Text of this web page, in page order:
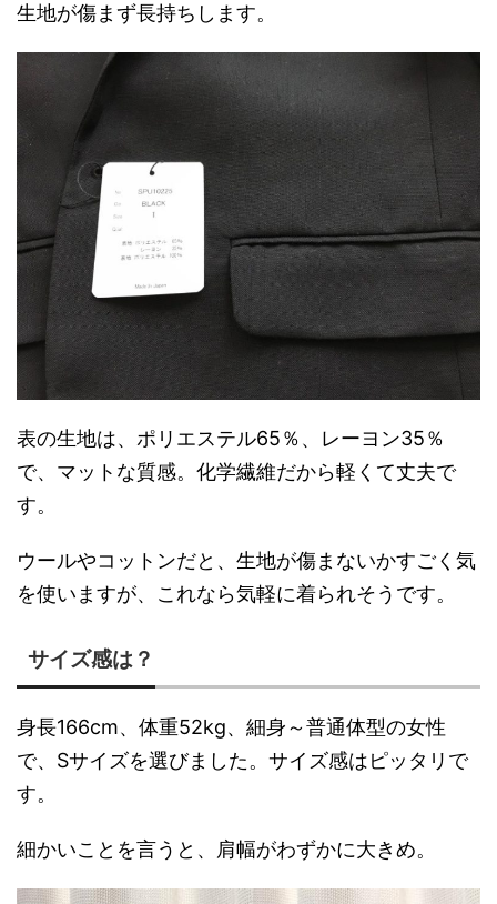
生地が傷まず長持ちします。
表の生地は、ポリエステル65％、レーヨン35％
で、マットな質感。化学繊維だから軽くて丈夫で
す。
ウールやコットンだと、生地が傷まないかすごく気
を使いますが、これなら気軽に着られそうです。
サイズ感は？
身長166cm、体重52kg、細身～普通体型の女性
で、Sサイズを選びました。サイズ感はピッタリで
す。
細かいことを言うと、肩幅がわずかに大きめ。